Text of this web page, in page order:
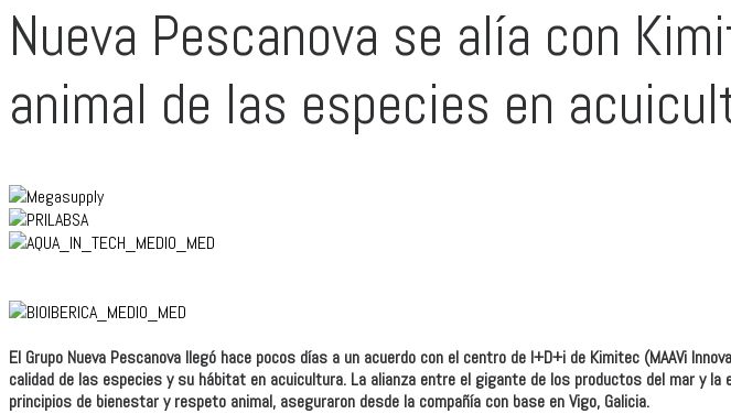
Nueva Pescanova se alía con
animal de las especies en
El Grupo Nueva Pescanova llegó hace pocos días a un acuerdo con el centro de I+D+i de Kimitec (MAAVi
calidad de las especies y su hábitat en acuicultura. La alianza entre el gigante de los productos del mar y
principios de bienestar y respeto animal, aseguraron desde la compañía con base en Vigo, Galicia.